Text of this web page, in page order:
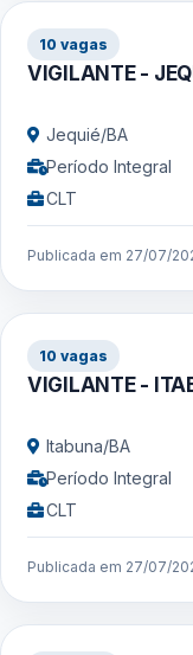
10 vagas
VIGILANTE -
Jequié/BA
Período Integral
CLT
Publicada em 27/07/
10 vagas
VIGILANTE -
Itabuna/BA
Período Integral
CLT
Publicada em 27/07/